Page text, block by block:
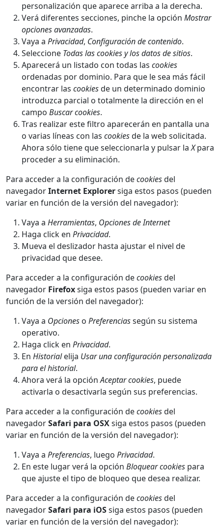
personalización que aparece arriba a la derecha.
Verá diferentes secciones, pinche la opción Mostrar
opciones avanzadas.
Vaya a Privacidad, Configuración de contenido.
Seleccione Todas las cookies y los datos de sitios.
Aparecerá un listado con todas las cookies
ordenadas por dominio. Para que le sea más fácil
encontrar las cookiesde un determinado dominio
introduzca parcial o totalmente la dirección en el
campo Buscar cookies.
Tras realizar este filtro aparecerán en pantalla una
o varias líneas con las cookiesde la web solicitada.
Ahora sólo tiene que seleccionarla y pulsar laXpara
proceder a su eliminación.
Para acceder a la configuración decookiesdel
navegadorInternet Explorersiga estos pasos (pueden
variar en función de la versión del navegador):
Vaya a Herramientas, Opciones de Internet
Haga click en Privacidad.
Mueva el deslizador hasta ajustar el nivel de
privacidad que desee.
Para acceder a la configuración decookiesdel
navegador Firefoxsiga estos pasos (pueden variar en
función de la versión del navegador):
Vaya a Opciones o Preferenciassegún su sistema
operativo.
Haga click en Privacidad.
En Historialelija Usar una configuración personalizada
para el historial.
Ahora verá la opciónAceptar cookies, puede
activarla o desactivarla según sus preferencias.
Para acceder a la configuración decookiesdel
navegadorSafari para OSXsiga estos pasos (pueden
variar en función de la versión del navegador):
Vaya a Preferencias, luego Privacidad.
En este lugar verá la opción Bloquear cookies para
que ajuste el tipo de bloqueo que desea realizar.
Para acceder a la configuración decookiesdel
navegadorSafari para iOSsiga estos pasos (pueden
variar en función de la versión del navegador):